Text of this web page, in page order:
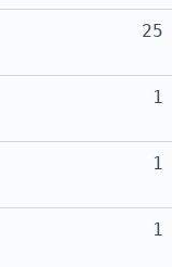
25
1
1
1